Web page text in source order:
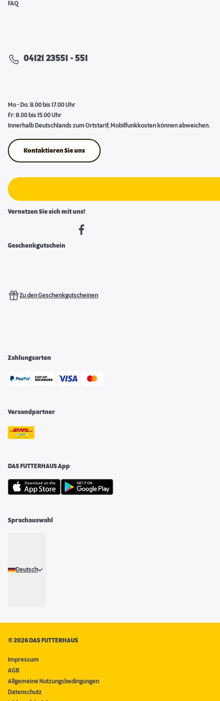
FAQ
04121 23551 - 551
Mo - Do: 8.00 bis 17.00 Uhr
Fr: 8.00 bis 15.00 Uhr
Innerhalb Deutschlands zum Ortstarif, Mobilfunkkosten können abweichen.
Kontaktieren Sie uns
Vernetzen Sie sich mit uns!
Geschenkgutschein
Zu den Geschenkgutscheinen
Zahlungsarten
Versandpartner
DAS FUTTERHAUS App
Sprachauswahl
Deutsch
©2026 DAS FUTTERHAUS
Impressum
AGB
Allgemeine Nutzungsbedingungen
Datenschutz